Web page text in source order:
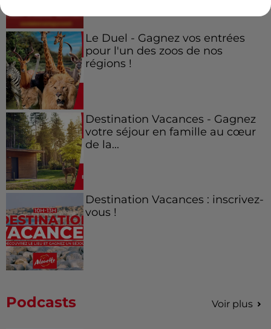
Le Duel - Gagnez vos entrées
pour l'un des zoos de nos
régions !
Destination Vacances - Gagnez
votre séjour en famille au cœur
de la...
Destination Vacances : inscrivez-
vous !
Podcasts Voir plus